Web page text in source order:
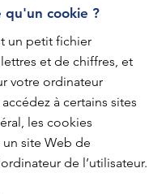
qu'un cookie ?
un petit fichier
et de chiffres, et
votre ordinateur
à certains sites
les cookies
site Web de
de l’utilisateur.